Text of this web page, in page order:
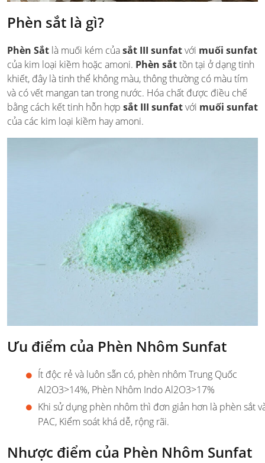
Phèn sắt là gì?
Phèn Sắt là muối kém củasắt III sunfatvới muối sunfat
của kim loại kiềm hoặc amoni. Phèn sắttồn tại ở dạng tinh
khiết, đây là tinh thể không màu, thông thường có màu tím
và có vết mangan tan trong nước. Hóa chất được điều chế
bằng cách kết tinh hỗn hợp sắt III sunfatvới muối sunfat
của các kim loại kiềm hay amoni.
Ưu điểm của Phèn Nhôm Sunfat
Ít độc rẻ và luôn sẵn có, phèn nhôm Trung Quốc
Al2O3>14%, Phèn Nhôm Indo Al2O3>17%
Khi sử dụng phèn nhôm thì đơn giản hơn là phèn sắt
PAC, Kiểm soát khá dễ, rộng rãi.
Nhược điểm của Phèn Nhôm Sunfat